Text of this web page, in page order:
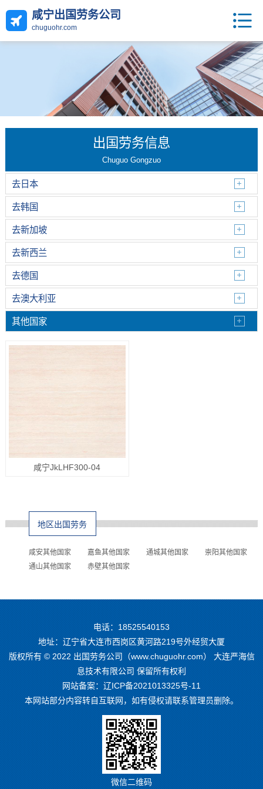
咸宁出国劳务公司
chuguohr.com
出国劳务信息
Chuguo Gongzuo
去日本
去韩国
去新加坡
去新西兰
去德国
去澳大利亚
其他国家
咸宁JkLHF300-04
地区出国劳务
咸安其他国家 嘉鱼其他国家 通城其他国家
崇阳其他国家
通山其他国家
赤壁其他国家
电话：18525540153
地址：辽宁省大连市西岗区黄河路219号外经贸大厦
版权所有 © 2022 出国劳务公司（www.chuguohr.com） 大连严海信
息技术有限公司 保留所有权利
网站备案： 辽ICP备2021013325号-11
本网站部分内容转自互联网，如有侵权请联系管理员删除。
微信二维码